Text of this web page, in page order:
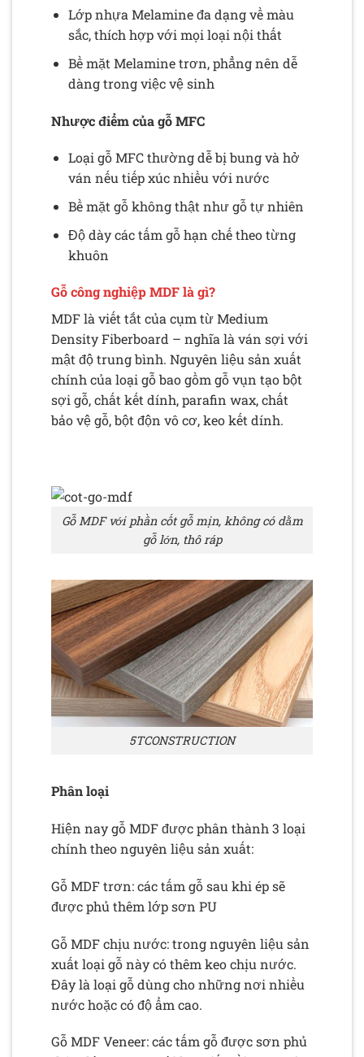
Lớp nhựa Melamine đa dạng về màu
sắc, thích hợp với mọi loại nội thất
Bề mặt Melamine trơn, phẳng nên dễ
dàng trong việc vệ sinh
Nhược điểm của gỗ MFC
Loại gỗ MFC thường dễ bị bung và hở
ván nếu tiếp xúc nhiều với nước
Bề mặt gỗ không thật như gỗ tự nhiên
Độ dày các tấm gỗ hạn chế theo từng
khuôn
Gỗ công nghiệp MDF là gì?
MDF là viết tắt của cụm từ Medium
Density Fiberboard – nghĩa là ván sợi với
mật độ trung bình. Nguyên liệu sản xuất
chính của loại gỗ bao gồm gỗ vụn tạo bột
sợi gỗ, chất kết dính, parafin wax, chất
bảo vệ gỗ, bột độn vô cơ, keo kết dính.
Gỗ MDF với phần cốt gỗ mịn, không có dằm
gỗ lớn, thô ráp
5TCONSTRUCTION
Phân loại
Hiện nay gỗ MDF được phân thành 3 loại
chính theo nguyên liệu sản xuất:
Gỗ MDF trơn: các tấm gỗ sau khi ép sẽ
được phủ thêm lớp sơn PU
Gỗ MDF chịu nước: trong nguyên liệu sản
xuất loại gỗ này có thêm keo chịu nước.
Đây là loại gỗ dùng cho những nơi nhiều
nước hoặc có độ ẩm cao.
Gỗ MDF Veneer: các tấm gỗ được sơn phủ